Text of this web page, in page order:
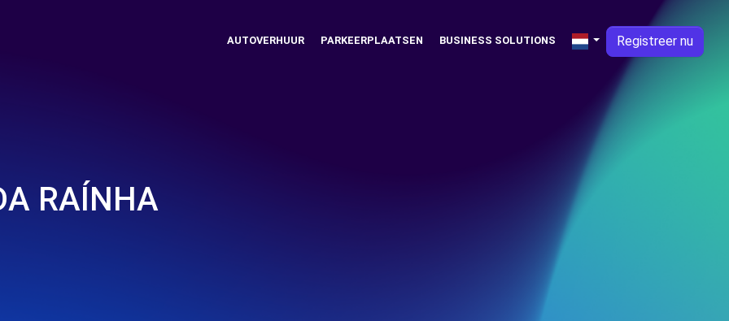
AUTOVERHUUR PARKEERPLAATSEN BUSINESS SOLUTIONS Registreer nu
RAÍNHA